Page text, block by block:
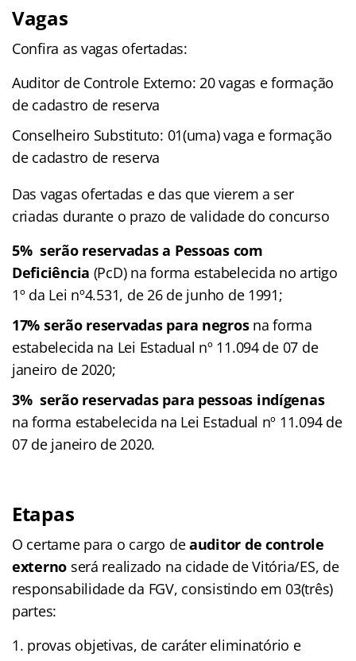
Vagas
Confira as vagas ofertadas:
Auditor de Controle Externo: 20 vagas e formação
de cadastro de reserva
Conselheiro Substituto: 01(uma) vaga e formação
de cadastro de reserva
Das vagas ofertadas e das que vierem a ser
criadas durante o prazo de validade do concurso
5% serão reservadas a Pessoas com
Deficiência (PcD) na forma estabelecida no artigo
1º da Lei nº4.531, de 26 de junho de 1991;
17% serão reservadas para negros na forma
estabelecida na Lei Estadual nº 11.094 de 07 de
janeiro de 2020;
3% serão reservadas para pessoas indígenas
na forma estabelecida na Lei Estadual nº 11.094 de
07 de janeiro de 2020.
Etapas
O certame para o cargo deauditor de controle
externo será realizado na cidade de Vitória/ES, de
responsabilidade da FGV, consistindo em 03(três)
partes:
provas objetivas, de caráter eliminatório e